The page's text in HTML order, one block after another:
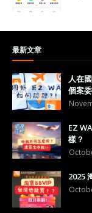
最新文章
人在
個案
EZ
樣？
2025